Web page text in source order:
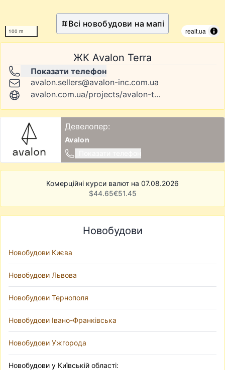
100 m realt.ua
Всі новобудови на мапі
ЖК Avalon Terra
Показати телефон
avalon.sellers@avalon-inc.com.ua
avalon.com.ua/projects/avalon-terra
Девелопер:
Avalon
Комерційні курси валют на 07.08.2026
$44.65€51.45
Новобудови
Новобудови Києва
Новобудови Львова
Новобудови Тернополя
Новобудови Івано-Франківська
Новобудови Ужгорода
Новобудови у Київській області: